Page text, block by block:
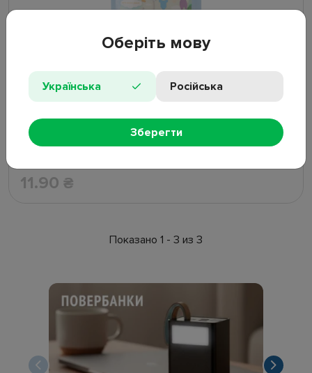
антибактериальный 150г
Нет в наличии
11.90 ₴
Показано 1 - 3 из 3
Оберіть мову
Українська Російська
Зберегти